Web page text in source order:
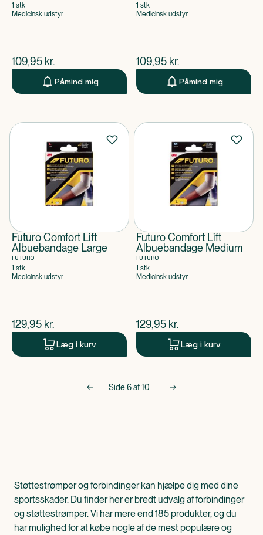
1 stk
Medicinsk udstyr
$nuværende pris
109,95 kr.
Påmind mig
1 stk
Medicinsk udstyr
$nuværende pris
109,95 kr.
Påmind mig
Futuro Comfort Lift
Albuebandage Large
FUTURO
1 stk
Medicinsk udstyr
$nuværende pris
129,95 kr.
Læg i kurv
Futuro Comfort Lift
Albuebandage Medium
FUTURO
1 stk
Medicinsk udstyr
$nuværende pris
129,95 kr.
Læg i kurv
Side6af10
Støttestrømper og forbindinger kan hjælpe dig med dine
sportsskader. Du finder her er bredt udvalg af forbindinger
og støttestrømper. Vi har mere end 185 produkter, og du
har mulighed for at købe nogle af de mest populære og